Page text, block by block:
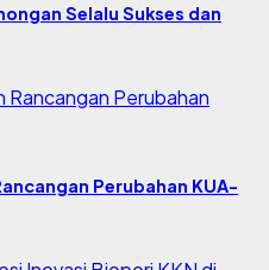
Selalu Sukses dan
Perubahan KUA-